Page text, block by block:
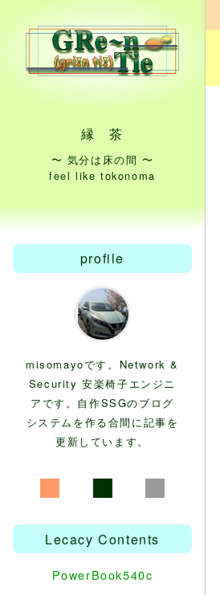
縁 茶
〜 気分は床の間 〜
feel like tokonoma
profile
misomayoです。Network &
Security 安楽椅子エンジニ
アです。自作SSGのブログ
システムを作る合間に記事を
更新しています。
Lecacy Contents
PowerBook540c